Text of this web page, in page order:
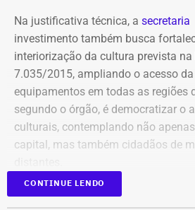
Madri, Nova York, Paris, Amsterdã e
As justificativas oficiais para as
costumam citar cooperação
universidades e representação
próprios registros apresentam erros
com datas preenchidas com um
com o ano registrado como
Também há casos de textos
Declaração de bens de Bernardo
Ação também requer
impulsionamentos e
criança como exemplo
As 31 publicações relacionadas
assuntos diversos. A lista inclui
na Assembleia Legislativa,
sucessão municipal, alterações no
fiscalização urbana, lixo, uniformes
secretarias e relações do prefeito
Na justificativa técnica, a secretaria
investimento também busca
interiorização da cultura prevista na
7.035/2015, ampliando o acesso
equipamentos em todas as regiões
segundo o órgão, é democratizar o
culturais, contemplando não
capital, mas também cidadãos de
Publicado no Diário Oficial do
CONTINUE LENDO